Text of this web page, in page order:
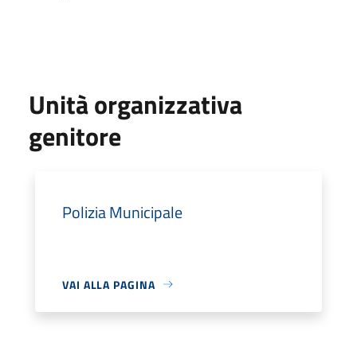
Unità organizzativa
genitore
Polizia Municipale
VAI ALLA PAGINA